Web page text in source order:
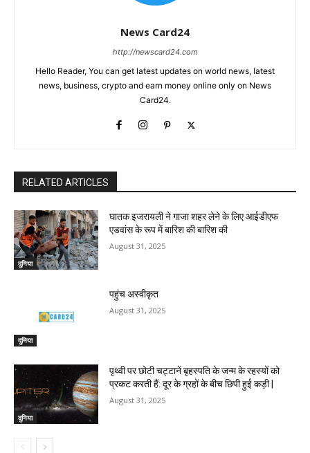
News Card24
http://newscard24.com
Hello Reader, You can get latest updates on world news, latest
news, business, crypto and earn money online only on News
Card24.
RELATED ARTICLES
दुनिया
घातक इजरायली ने गाजा शहर लेने के लिए आईडीएफ
एडवांस के रूप में बारिश की बारिश की
August 31, 2025
दुनिया
पहुंच अस्वीकृत
August 31, 2025
दुनिया
पृथ्वी पर छोटी चट्टानें बृहस्पति के जन्म के रहस्यों को
प्रकट करती हैं: दूर के ग्रहों के बीच छिपी हुई कड़ी |
August 31, 2025